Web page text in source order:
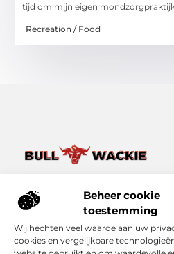
Beheer cookie
toestemming
Wij hechten veel waarde aan uw
cookies en vergelijkbare
tijd om mijn eigen
Recreation / Food
het op
Verken een breed scala aan blogs
informeren en verrijken, van